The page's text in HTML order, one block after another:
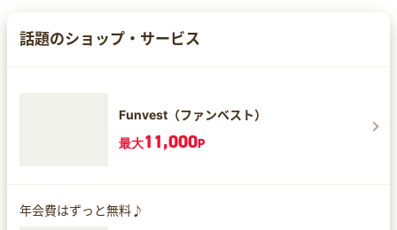
話題のショップ・サービス
Funvest（ファンベスト）
最大11,000P
年会費はずっと無料♪